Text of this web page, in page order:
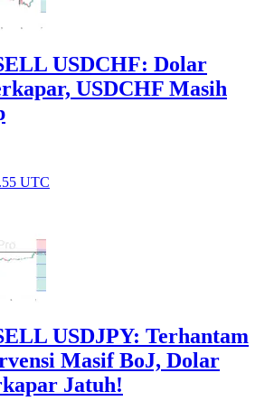
USDCHF: Dolar
USDCHF Masih
UTC
USDJPY: Terhantam
Masif BoJ, Dolar
Jatuh!